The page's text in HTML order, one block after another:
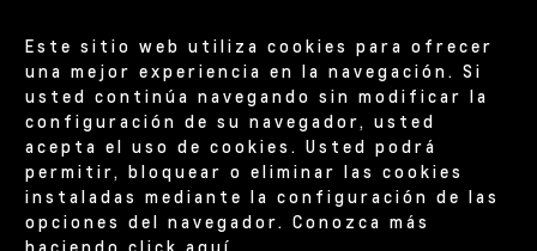
Este sitio web utiliza cookies para ofrecer
una mejor experiencia en la navegación. Si
usted continúa navegando sin modificar la
configuración de su navegador, usted
acepta el uso de cookies. Usted podrá
permitir, bloquear o eliminar las cookies
instaladas mediante la configuración de las
opciones del navegador. Conozca más
haciendoclick aquí